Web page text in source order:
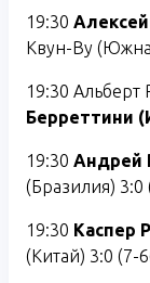
19:30
Квун-Ву
19:30 Альберт
Берреттини
19:30 Андрей
(Бразилия) 3:0
19:30 Каспер
(Китай) 3:0 (7-